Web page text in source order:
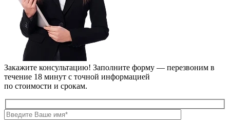
Закажите консультацию! Заполните форму — перезвоним в
течение 18 минут с точной информацией
по стоимости и срокам.